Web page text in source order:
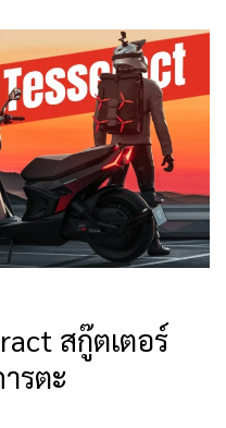
สกู๊ตเตอร์
รตะ